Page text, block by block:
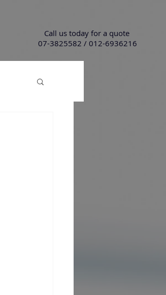
Call us today for a quote
07-3825582 / 012-6936216